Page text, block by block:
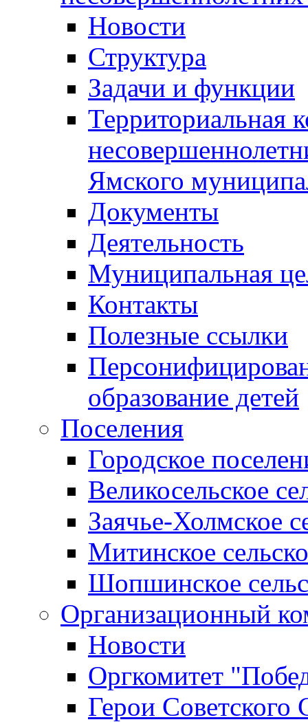
Новости
Структура
Задачи и функции
Территориальная
Ямского
Документы
Деятельность
Муниципальная
Контакты
Полезные ссылки
образование детей
Поселения
Городское
Великосельское
Заячье-Холмское
Митинское
Шопшинское
Организационный
Новости
Оргкомитет
Герои Советского